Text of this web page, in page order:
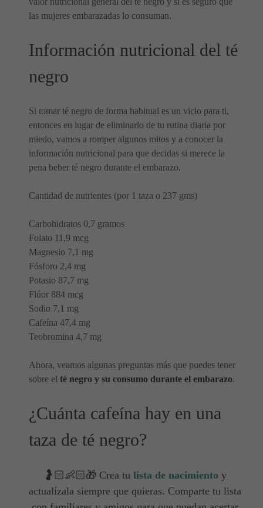
las mujeres embarazadas lo consuman.
Información nutricional del té
negro
Si tomar té negro de forma habitual es un vicio para ti,
entonces en lugar de eliminarlo de tu rutina diaria por
miedo, vamos a romper algunos mitos y a conocer la
información nutricional para que decidas si merece la
pena beber té negro durante el embarazo.
Cantidad de nutrientes (por 1 taza o 237 gms)
Carbohidratos 0,7 gramos
Folato 11,9 mcg
Magnesio 7,1 mg
Fósforo 2,4 mg
Potasio 87,7 mg
Flúor 884 mcg
Sodio 7,1 mg
Cafeína 47,4 mg
Teobromina 4,7 mg
Ahora, veamos algunas preguntas más que puedes tener
sobre el té negro y su consumo durante el embarazo.
¿Cuánta cafeína hay en una
taza de té negro?
🤰🏻👶🏻🎁 Crea tu lista de nacimiento y
actualízala siempre que quieras. Comparte tu lista